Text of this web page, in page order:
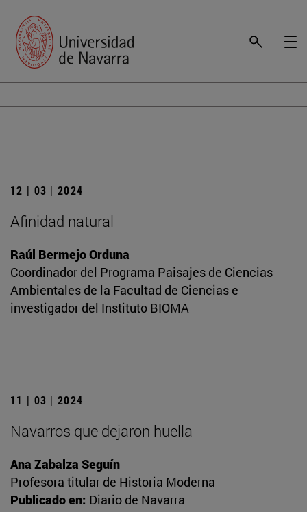
12 | 03 | 2024
Afinidad natural
Raúl Bermejo Orduna
Coordinador del Programa Paisajes de Ciencias
Ambientales de la Facultad de Ciencias e
investigador del Instituto BIOMA
11 | 03 | 2024
Navarros que dejaron huella
Ana Zabalza Seguín
Profesora titular de Historia Moderna
Publicado en: Diario de Navarra